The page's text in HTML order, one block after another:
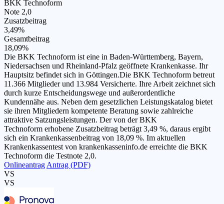
BKK Technoform
Note 2,0
Zusatzbeitrag
3,49%
Gesamtbeitrag
18,09%
Die BKK Technoform ist eine in Baden-Württemberg, Bayern,
Niedersachsen und Rheinland-Pfalz geöffnete Krankenkasse. Ihr
Hauptsitz befindet sich in Göttingen.Die BKK Technoform betreut
11.366 Mitglieder und 13.984 Versicherte. Ihre Arbeit zeichnet sich
durch kurze Entscheidungswege und außerordentliche
Kundennähe aus. Neben dem gesetzlichen Leistungskatalog bietet
sie ihren Mitgliedern kompetente Beratung sowie zahlreiche
attraktive Satzungsleistungen. Der von der BKK
Technoform erhobene Zusatzbeitrag beträgt 3,49 %, daraus ergibt
sich ein Krankenkassenbeitrag von 18,09 %. Im aktuellen
Krankenkassentest von krankenkasseninfo.de erreichte die BKK
Technoform die Testnote 2,0.
Onlineantrag Antrag (PDF)
VS
VS